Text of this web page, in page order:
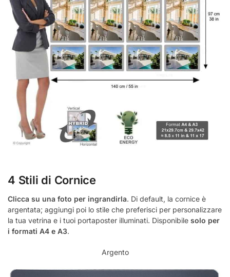
4 Stili di Cornice
Clicca su una foto per ingrandirla. Di default, la cornice è
argentata; aggiungi poi lo stile che preferisci per personalizzare
la tua vetrina e i tuoi portaposter illuminati. Disponibile solo per
i formati A4 e A3.
Argento